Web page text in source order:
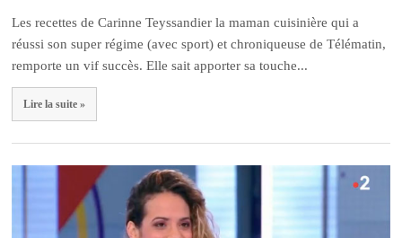
Les recettes de Carinne Teyssandier la maman cuisinière qui a
réussi son super régime (avec sport) et chroniqueuse de Télématin,
remporte un vif succès. Elle sait apporter sa touche...
Lire la suite »